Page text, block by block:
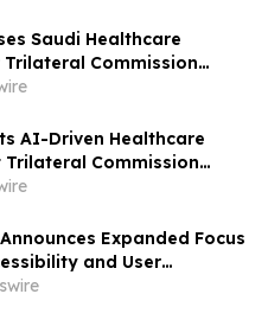
Saudi Healthcare
Commission
Meeting 2026
AI-Driven Healthcare
Commission
Meeting 2026
Expanded Focus
and User
Indian Users